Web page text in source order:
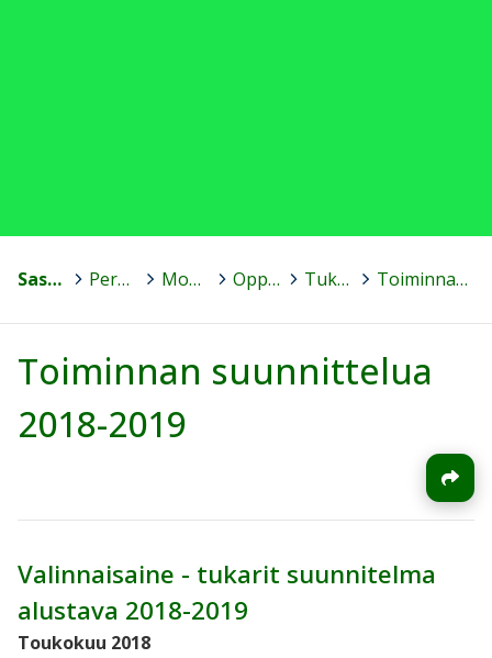
Sastamala > Peruskoulut > Mouhijärven yhteiskoulu > Oppilaalle > Tukioppilaat > Toiminnan suunnittelua 2018-2019
Toiminnan suunnittelua
2018-2019
Valinnaisaine - tukarit suunnitelma
alustava 2018-2019
Toukokuu 2018